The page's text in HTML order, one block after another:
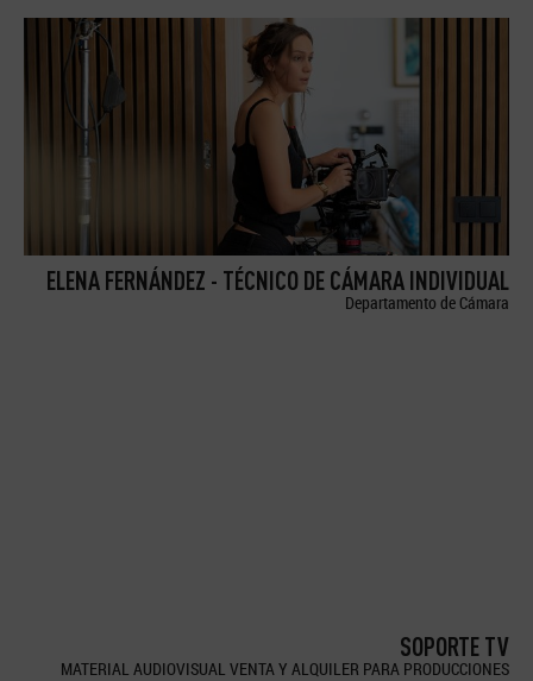
ELENA FERNÁNDEZ - TÉCNICO DE CÁMARA INDIVIDUAL
Departamento de Cámara
SOPORTE TV
MATERIAL AUDIOVISUAL VENTA Y ALQUILER PARA PRODUCCIONES